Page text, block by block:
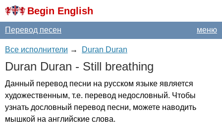
Begin English
меню
Перевод песен
Все исполнители → Duran Duran
Duran Duran - Still breathing
Данный перевод песни на русском языке является
художественным, т.е. перевод недословный. Чтобы
узнать дословный перевод песни, можете наводить
мышкой на английские слова.